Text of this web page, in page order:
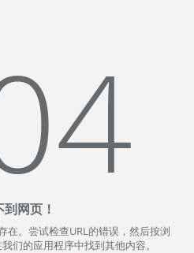
网页！
在。尝试检查URL的错误，然后按浏
们的应用程序中找到其他内容。